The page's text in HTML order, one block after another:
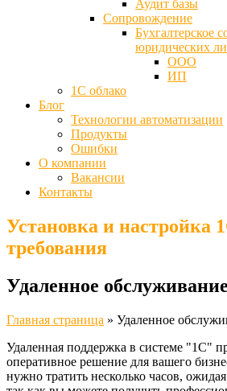
Аудит базы
Cопровождение
Бухгалтерское
юридических
ООО
ИП
1С облако
Блог
Технологии автоматизации
Продукты
Ошибки
О компании
Вакансии
Контакты
Установка и настройка
требования
Удаленное
Главная страница » Удаленное
Удаленная поддержка в системе "1С"
оперативное решение для вашего
нужно тратить несколько часов,